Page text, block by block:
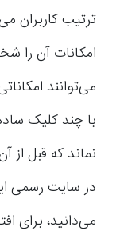
ترتیب کاربران
امکانات آن را
می‌توانند
با چند کلیک
نماند که قبل از
در سایت رسمی
می‌دانید، برای